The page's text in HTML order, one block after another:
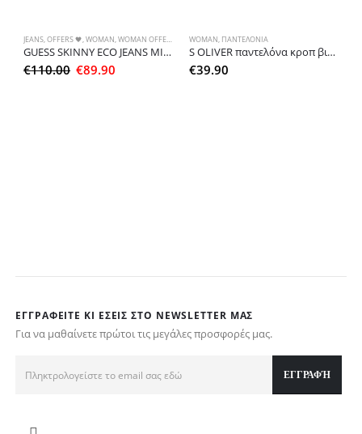
JEANS,OFFERS 🖤,WOMAN,WOMAN OFFERS ΠΑΝΤΕΛΟΝΙΑ
GUESS SKINNY ECO JEANS MID-WAIST
€110.00 Original
€89.90
WOMAN, ΠΑΝΤΕΛΟΝΙΑ
S OLIVER παντελόνα κροπ βισκόζ μαύρο
€39.90
ΕΓΓΡΑΦΕΊΤΕ ΚΙ ΕΣΕΊΣ ΣΤΟ NEWSLETTER ΜΑΣ
Για να μαθαίνετε πρώτοι τις μεγάλες προσφορές μας.